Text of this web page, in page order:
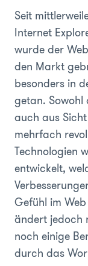
Seit
Internet
wurde der
den Markt
besonders in
getan. Sowohl
auch aus
mehrfach
Technologien
entwickelt,
Gefühl im
ändert jedoch
noch einige
durch das